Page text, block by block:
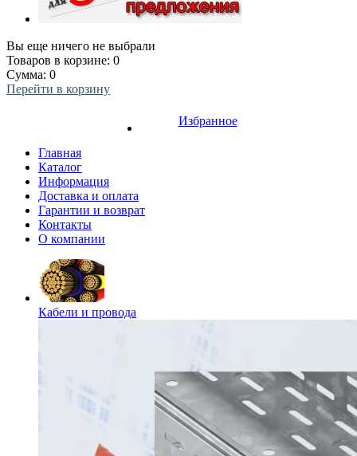
Вы еще ничего не выбрали
Товаров в корзине: 0
Сумма: 0
Перейти в корзину
Избранное
Главная
Каталог
Информация
Доставка и оплата
Гарантии и возврат
Контакты
О компании
Кабели и провода